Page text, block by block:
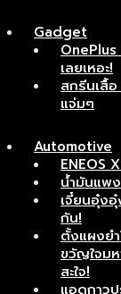
Gadget
เลยเหอะ!
สกรีนเสื้
แจ่มๆ
Automotive
ENEOS
น้ำมันแพ
เจี๋ยนอุ๋ง
กัน!
ตั้งแผงย
ขวัญใจม
สะใจ!
แอดกาว